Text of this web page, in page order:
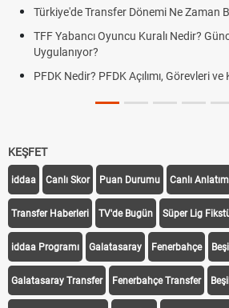
Türkiye'de Transfer Dönemi Ne Zaman
TFF Yabancı Oyuncu Kuralı Nedir?
Uygulanıyor?
PFDK Nedir? PFDK Açılımı, Görevleri
KEŞFET
iddaa Canlı Skor Puan Durumu Canlı Anlatım
Transfer Haberleri TV'de Bugün Süper Lig
iddaa Programı Galatasaray Fenerbahçe
Galatasaray Transfer Fenerbahçe Transfer